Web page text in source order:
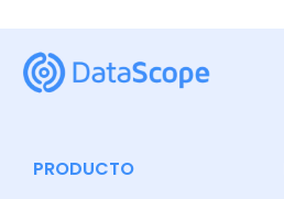
PRODUCTO